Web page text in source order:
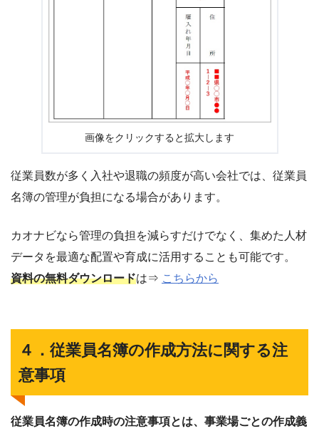
画像をクリックすると拡大します
従業員数が多く入社や退職の頻度が高い会社では、従業員
名簿の管理が負担になる場合があります。
カオナビなら管理の負担を減らすだけでなく、集めた人材
データを最適な配置や育成に活用することも可能です。
資料の無料ダウンロードは⇒ こちらから
４．従業員名簿の作成方法に関する注
意事項
従業員名簿の作成時の注意事項とは、事業場ごとの作成義